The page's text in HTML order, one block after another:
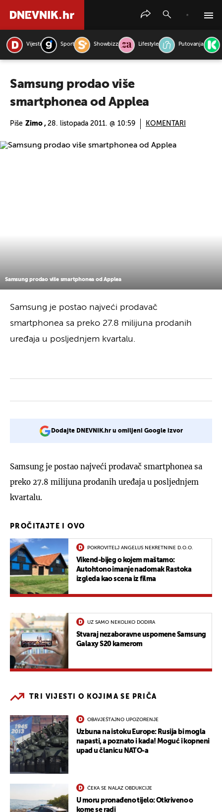
Vijesti Sport Showbizz Lifestyle Putovanja
Samsung prodao više
smartphonea od Applea
Piše Zimo , 28. listopada 2011. @ 10:59 KOMENTARI
Samsung prodao više smartphonea od Applea
Samsung je postao najveći prodavač
smartphonea sa preko 27.8 milijuna prodanih
uređaja u posljednjem kvartalu.
Dodajte DNEVNIK.hr u omiljeni Google izvor
Samsung je postao najveći prodavač smartphonea sa
preko 27.8 milijuna prodanih uređaja u posljednjem
kvartalu.
PROČITAJTE I OVO
POKROVITELJ ANGELUS NEKRETNINE D.O.O.
Vikend-bijeg o kojem maštamo:
Autohtono imanje nadomak Rastoka
izgleda kao scena iz filma
UZ SAMO NEKOLIKO DODIRA
Stvaraj nezaboravne uspomene Samsung
Galaxy S20 kamerom
TRI VIJESTI O KOJIMA SE PRIČA
OBAVJEŠTAJNO UPOZORENJE
Uzbuna na istoku Europe: Rusija bi mogla
napasti, a poznato i kada! Moguć i kopneni
upad u članicu NATO-a
ČEKA SE NALAZ OBDUKCIJE
U moru pronađeno tijelo: Otkriveno o
kome se radi
PRETRAŽITE VIJESTI